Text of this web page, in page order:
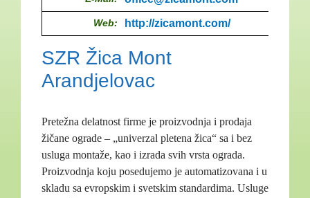
Web: http://zicamont.com/
SZR Žica Mont
Arandjelovac
Pretežna delatnost firme je proizvodnja i prodaja
žičane ograde – „univerzal pletena žica“ sa i bez
usluga montaže, kao i izrada svih vrsta ograda.
Proizvodnja koju posedujemo je automatizovana i u
skladu sa evropskim i svetskim standardima. Usluge